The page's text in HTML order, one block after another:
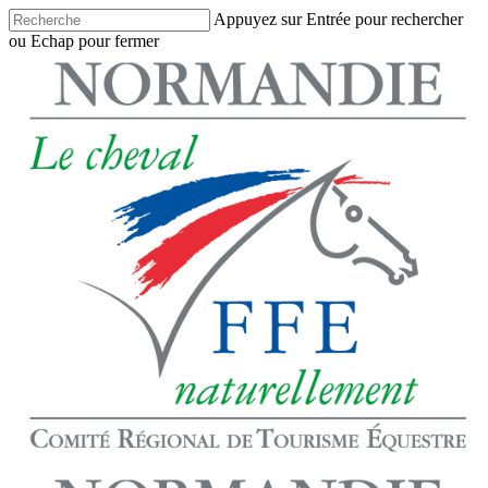
Skip
to
Appuyez sur Entrée pour rechercher
ou Echap pour fermer